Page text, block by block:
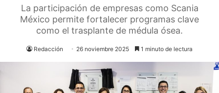
La participación de empresas como Scania
México permite fortalecer programas clave
como el trasplante de médula ósea.
Redacción 26 noviembre 2025 1 minuto de lectura